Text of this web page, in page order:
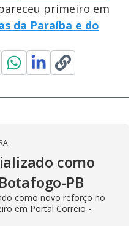
primeiro em
da Paraíba e do
como
PB
como novo reforço no
em Portal Correio -